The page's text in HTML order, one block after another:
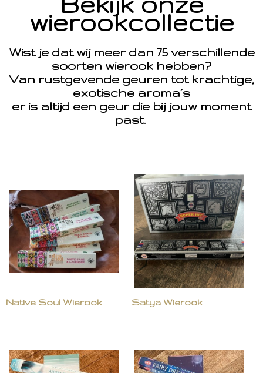
wierookcollectie
Wist je dat wij meer dan 75 verschillende
soorten wierook hebben?
Van rustgevende geuren tot krachtige,
exotische aroma’s
er is altijd een geur die bij jouw moment
past.
Native Soul Wierook Satya Wierook